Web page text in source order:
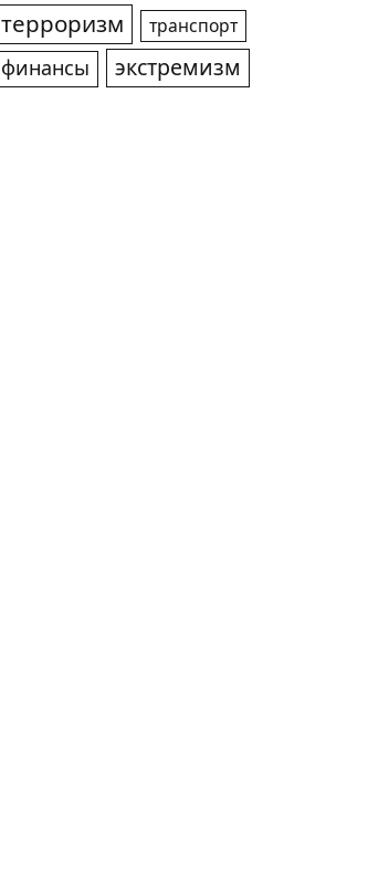
терроризм транспорт
финансы экстремизм